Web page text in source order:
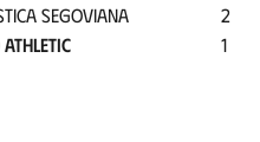
SEGOVIANA
2
1